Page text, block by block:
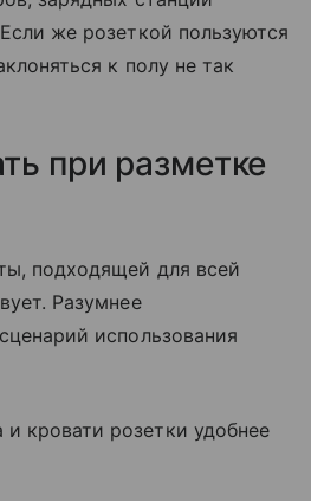
же розеткой пользуются
к полу не так
при разметке
подходящей для всей
Разумнее
использования
и кровати розетки удобнее